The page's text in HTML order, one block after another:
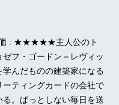
価 : ★★★★★主人公のト
ゼフ・ゴードン＝レヴィッ
学んだものの建築家になる
ーティングカードの会社で
る。ぱっとしない毎日を送